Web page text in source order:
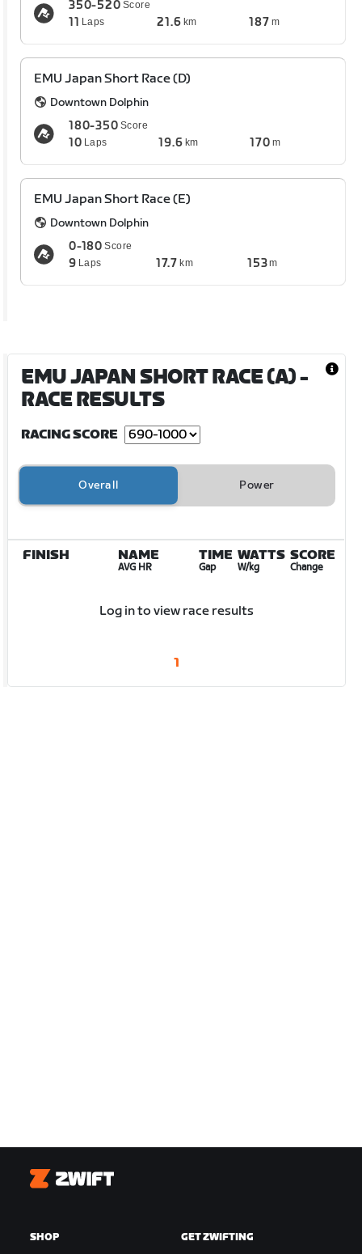
350-520 Score
11 Laps 21.6 km 187 m
EMU Japan Short Race (D)
Downtown Dolphin
180-350 Score
10 Laps 19.6 km 170 m
EMU Japan Short Race (E)
Downtown Dolphin
0-180 Score
9 Laps 17.7 km 153m
EMU JAPAN SHORT RACE (A)-
RACE RESULTS
RACING SCORE
Overall Power
FINISH NAME
AVG HR
TIME
Gap
WATTS
W/kg
SCORE
Change
Log in to view race results
1
Zwift
SHOP GET ZWIFTING